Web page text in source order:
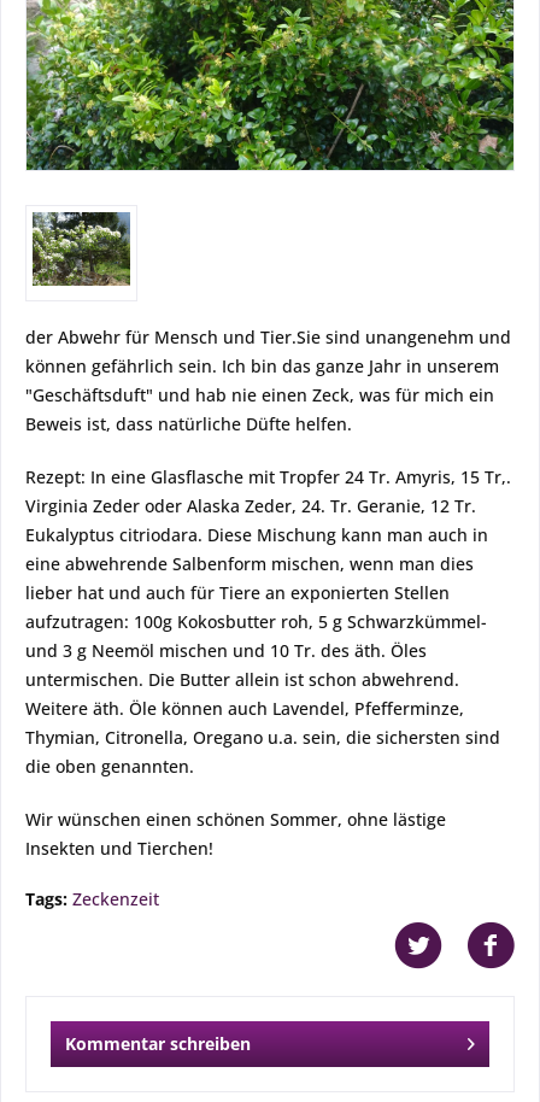
der Abwehr für Mensch und Tier.Sie sind unangenehm und
können gefährlich sein. Ich bin das ganze Jahr in unserem
"Geschäftsduft" und hab nie einen Zeck, was für mich ein
Beweis ist, dass natürliche Düfte helfen.
Rezept: In eine Glasflasche mit Tropfer 24 Tr. Amyris, 15 Tr,.
Virginia Zeder oder Alaska Zeder, 24. Tr. Geranie, 12 Tr.
Eukalyptus citriodara. Diese Mischung kann man auch in
eine abwehrende Salbenform mischen, wenn man dies
lieber hat und auch für Tiere an exponierten Stellen
aufzutragen: 100g Kokosbutter roh, 5 g Schwarzkümmel-
und 3 g Neemöl mischen und 10 Tr. des äth. Öles
untermischen. Die Butter allein ist schon abwehrend.
Weitere äth. Öle können auch Lavendel, Pfefferminze,
Thymian, Citronella, Oregano u.a. sein, die sichersten sind
die oben genannten.
Wir wünschen einen schönen Sommer, ohne lästige
Insekten und Tierchen!
Tags: Zeckenzeit
Kommentar schreiben